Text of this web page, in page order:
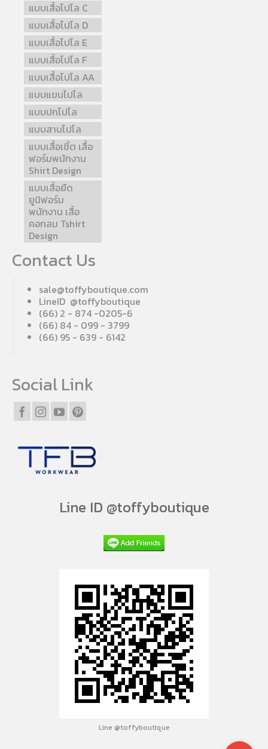
แบบเสื้อโปโล C
แบบเสื้อโปโล D
แบบเสื้อโปโล E
แบบเสื้อโปโล F
แบบเสื้อโปโล AA
แบบแขนโปโล
แบบปกโปโล
แบบสาบโปโล
แบบเสื้อเชิ้ต เสื้อ
ฟอร์มพนักงาน
Shirt Design
แบบเสื้อยืด
ยูนิฟอร์ม
พนักงาน เสื้อ
คอกลม Tshirt
Design
Contact Us
sale@toffyboutique.com
LineID @toffyboutique
(66) 2 - 874 -0205-6
(66) 84 - 099 - 3799
(66) 95 - 639 - 6142
Social Link
Line ID @toffyboutique
Line @toffyboutique